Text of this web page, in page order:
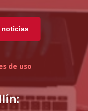
noticias
de uso